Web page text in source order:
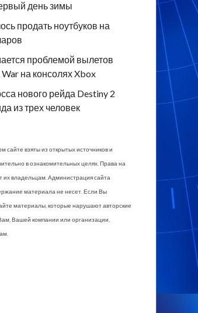
день зимы
продать ноутбуков на
проблемой вылетов
на консолях Xbox
нового рейда Destiny 2
из трех человек
сайте взяты из открытых источников и
в ознакомительных целях. Права на
владельцам. Администрация сайта
материала не несет. Если Вы
материалы, которые нарушают авторские
Вашей компании или организации,